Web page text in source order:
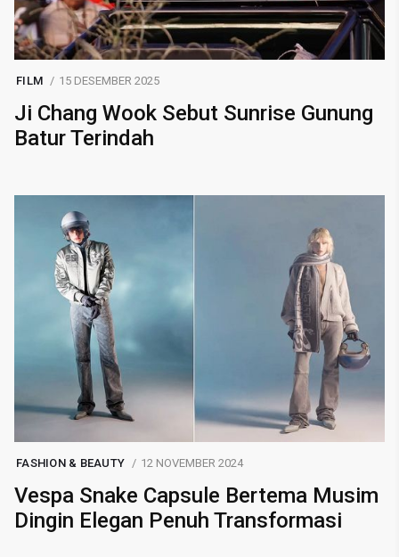
FILM 15 DESEMBER 2025
Ji Chang Wook Sebut Sunrise Gunung
Batur Terindah
FASHION & BEAUTY 12 NOVEMBER 2024
Vespa Snake Capsule Bertema Musim
Dingin Elegan Penuh Transformasi